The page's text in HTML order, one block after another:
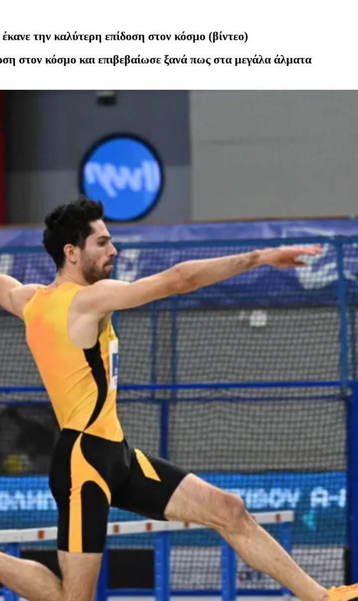
την καλύτερη επίδοση στον κόσμο (βίντεο)
στον κόσμο και επιβεβαίωσε ξανά πως στα μεγάλα άλματα